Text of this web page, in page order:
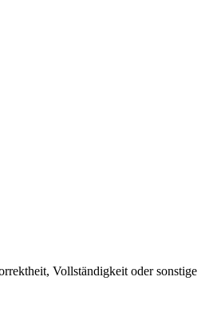
Vollständigkeit oder sonstige